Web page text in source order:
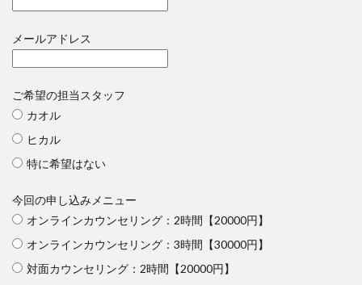
メールアドレス
ご希望の担当スタッフ
カオル
ヒカル
特に希望はない
今回の申し込みメニュー
オンラインカウンセリング：2時間【20000円】
オンラインカウンセリング：3時間【30000円】
対面カウンセリング：2時間【20000円】